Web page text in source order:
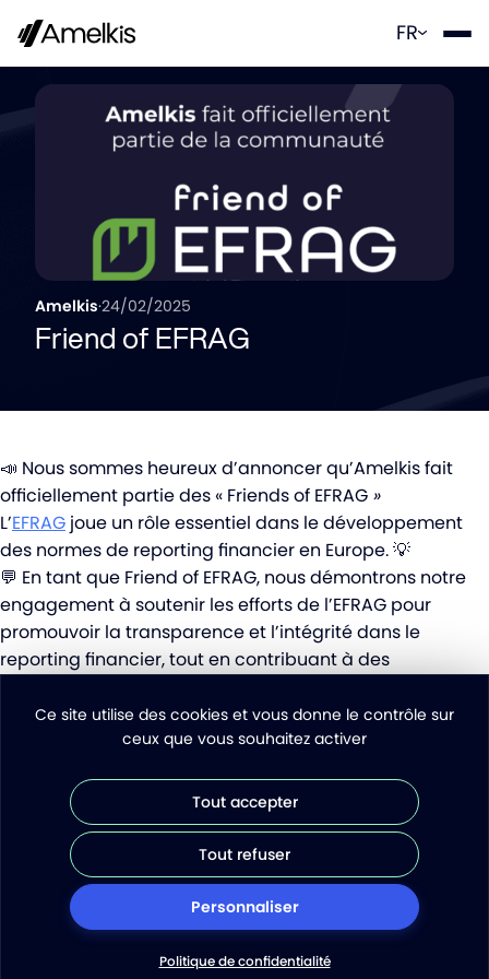
Panneau de gestion des cookies
Ce site utilise des cookies et vous donne le contrôle sur
ceux que vous souhaitez activer
Tout accepter
Tout refuser
Personnaliser
Politique de confidentialité
FR
Amelkis·24/02/2025
Friend of EFRAG
📣 Nous sommes heureux d’annoncer qu’Amelkis fait
officiellement partie des « Friends of EFRAG »
L’EFRAG joue un rôle essentiel dans le développement
des normes de reporting financier en Europe. 💡
💬 En tant que Friend of EFRAG, nous démontrons notre
engagement à soutenir les efforts de l’EFRAG pour
promouvoir la transparence et l’intégrité dans le
reporting financier, tout en contribuant à des
Voir la publication LinkedIn
Piloter avec clarté.
Décider avec impact.
Demander une démo
Remonter en haut de page